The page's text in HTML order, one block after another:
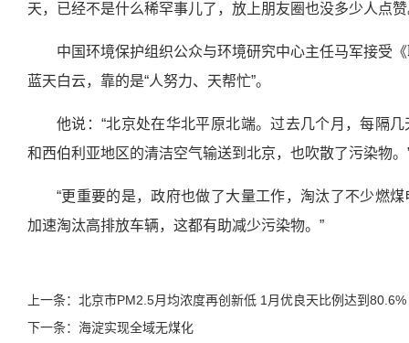
天，已经不是什么稀罕事儿了，放上朋友圈也没多少人点赞
中国环境保护组织公众与环境研究中心主任马军接受
蓝天白云，靠的是“人努力、天帮忙”。
他说：“北京处在华北平原北端。过去几个月，每隔
和西伯利亚地区的清洁空气输送到北京，也吹散了污染物。
“更重要的是，政府也做了大量工作，淘汰了不少燃
加速淘汰高排放车辆，这都有助减少污染物。”
上一条：北京市PM2.5月均浓度再创新低 1月优良天比例达到
下一条：海淀实现全域无煤化